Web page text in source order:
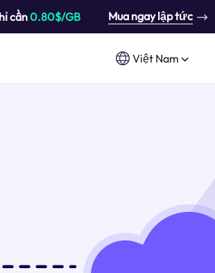
cần0.80$/GB Mua ngay lập tức
Việt Nam